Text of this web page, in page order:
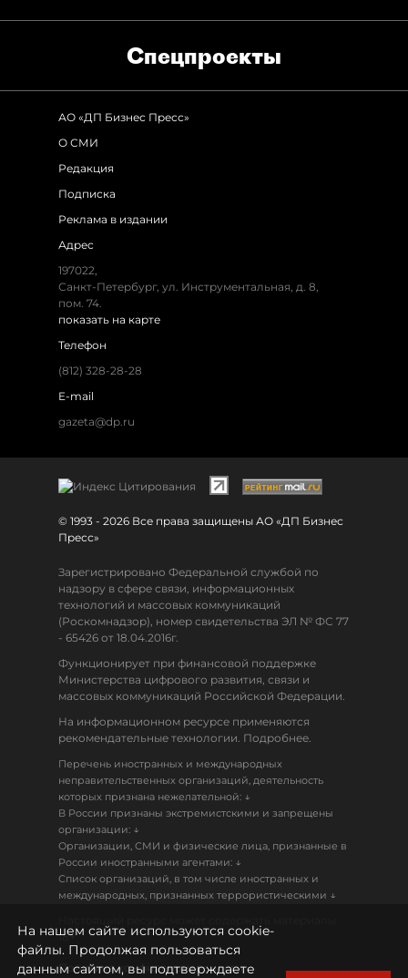
Спец­проекты
АО «ДП Бизнес Пресс»
О СМИ
Редакция
Подписка
Реклама в издании
Адрес
197022,
Санкт-Петербург, ул. Инструментальная, д. 8,
пом. 74.
показать на карте
Телефон
(812) 328-28-28
E-mail
gazeta@dp.ru
© 1993 - 2026 Все права защищены АО «ДП Бизнес
Пресс»
Зарегистрировано Федеральной службой по
надзору в сфере связи, информационных
технологий и массовых коммуникаций
(Роскомнадзор), номер свидетельства ЭЛ № ФС 77
- 65426 от 18.04.2016г.
Функционирует при финансовой поддержке
Министерства цифрового развития, связи и
массовых коммуникаций Российской Федерации.
На информационном ресурсе применяются
рекомендательные технологии. Подробнее.
Перечень иностранных и международных
неправительственных организаций, деятельность
которых признана нежелательной: ↓
В России признаны экстремистскими и запрещены
организации: ↓
Организации, СМИ и физические лица, признанные в
России иностранными агентами: ↓
Список организаций, в том числе иностранных и
международных, признанных террористическими ↓
18+
Политика конфиденциальности
На нашем сайте используются cookie-
файлы. Продолжая пользоваться
данным сайтом, вы подтверждаете